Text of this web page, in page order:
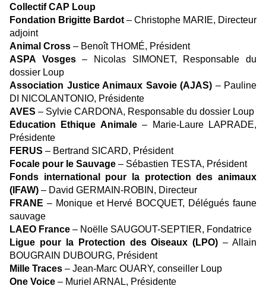
Collectif CAP Loup
Fondation Brigitte Bardot – Christophe MARIE, Directeur
adjoint
Animal Cross – Benoît THOMÉ, Président
ASPA Vosges
– Nicolas SIMONET, Responsable du
dossier Loup
Association Justice Animaux Savoie (AJAS) – Pauline
DI NICOLANTONIO, Présidente
AVES – Sylvie CARDONA, Responsable du dossier Loup
Education Ethique Animale – Marie-Laure LAPRADE,
Présidente
FERUS – Bertrand SICARD, Président
Focale pour le Sauvage – Sébastien TESTA, Président
Fonds international pour la protection des animaux
(IFAW) – David GERMAIN-ROBIN, Directeur
FRANE – Monique et Hervé BOCQUET, Délégués faune
sauvage
LAEO France – Noëlle SAUGOUT-SEPTIER, Fondatrice
Ligue pour la Protection des Oiseaux (LPO) – Allain
BOUGRAIN DUBOURG, Président
Mille Traces – Jean-Marc OUARY, conseiller Loup
One Voice – Muriel ARNAL, Présidente